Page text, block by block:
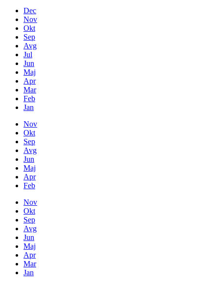
Dec
Nov
Okt
Sep
Avg
Jul
Jun
Maj
Apr
Mar
Feb
Jan
Nov
Okt
Sep
Avg
Jun
Maj
Apr
Feb
Nov
Okt
Sep
Avg
Jun
Maj
Apr
Mar
Jan